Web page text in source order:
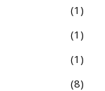
1
1
1
8